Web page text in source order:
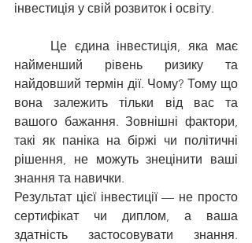
інвестиція у свій розвиток і освіту.
найменший рівень ризику та
найдовший термін дії. Чому? Тому що
вона залежить тільки від вас та
вашого бажання. Зовнішні фактори,
такі як паніка на біржі чи політичні
рішення, не можуть знецінити ваші
знання та навички.
Результат цієї інвестиції — не просто
сертифікат чи диплом, а ваша
здатність застосовувати знання.